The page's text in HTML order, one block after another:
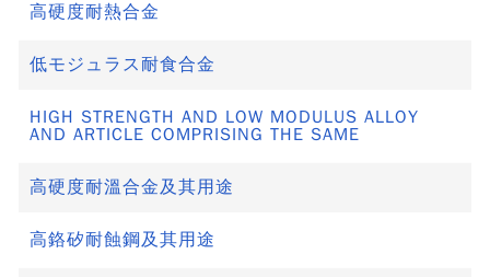
高硬度耐熱合金
低モジュラス耐食合金
HIGH STRENGTH AND LOW MODULUS ALLOY
AND ARTICLE COMPRISING THE SAME
高硬度耐溫合金及其用途
高鉻矽耐蝕鋼及其用途